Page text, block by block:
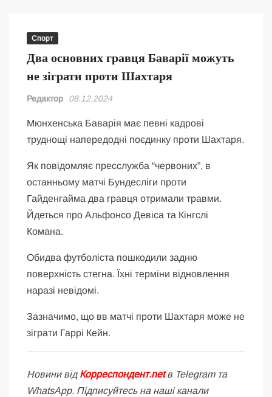
Спорт
Два основних гравця Баварії можуть
не зіграти проти Шахтаря
Редактор 08.12.2024
Мюнхенська Баварія має певні кадрові
труднощі напередодні поєдинку проти Шахтаря.
Як повідомляє пресслужба “червоних”, в
останньому матчі Бундесліги проти
Гайденгайма два гравця отримали травми.
Йдеться про Альфонсо Девіса та Кінгслі
Комана.
Обидва футболіста пошкодили задню
поверхність стегна. Їхні терміни відновлення
наразі невідомі.
Зазначимо, що вв матчі проти Шахтаря може не
зіграти Гаррі Кейн.
Новини відКорреспондент.netв Telegram та
WhatsApp. Підписуйтесь на наші канали